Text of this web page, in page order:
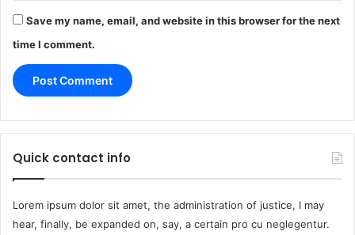
Save my name, email, and website in this browser for the next
time I comment.
Quick contact info
Lorem ipsum dolor sit amet, the administration of justice, I may
hear, finally, be expanded on, say, a certain pro cu neglegentur.